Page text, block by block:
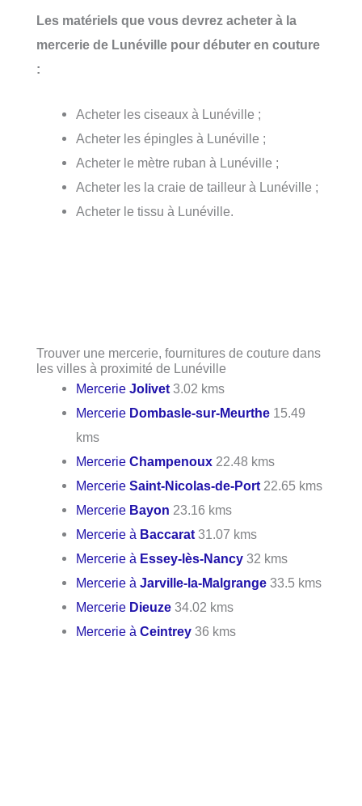
Les matériels que vous devrez acheter à la
mercerie de Lunéville pour débuter en couture
:
Acheter les ciseaux à Lunéville ;
Acheter les épingles à Lunéville ;
Acheter le mètre ruban à Lunéville ;
Acheter les la craie de tailleur à Lunéville ;
Acheter le tissu à Lunéville.
Trouver une mercerie, fournitures de couture dans
les villes à proximité de Lunéville
MercerieJolivet 3.02 kms
Mercerie Dombasle-sur-Meurthe 15.49
kms
MercerieChampenoux 22.48 kms
MercerieSaint-Nicolas-de-Port 22.65 kms
Mercerie Bayon 23.16 kms
Mercerie à Baccarat 31.07 kms
Mercerie à Essey-lès-Nancy 32 kms
Mercerie àJarville-la-Malgrange 33.5 kms
Mercerie Dieuze 34.02 kms
Mercerie àCeintrey 36 kms